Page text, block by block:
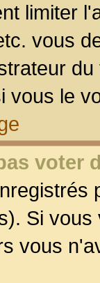
limiter
vous
vous le
voter
Si
vous